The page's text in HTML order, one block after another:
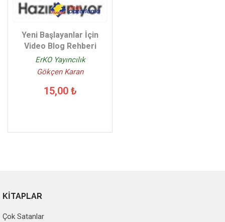
Yeni Başlayanlar İçin
Video Blog Rehberi
ErKO Yayıncılık
Gökçen Karan
15,00 ₺
KİTAPLAR
Çok Satanlar